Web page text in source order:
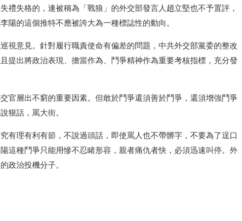
禮失格的，連被稱為「戰狼」的外交部發言人趙立堅也不予置評，
陽的這個推特不應被誇大為一種標誌性的動向。
視意見。針對履行職責使命有偏差的問題，中共外交部黨委的整改
提出將政治表現、擔當作為、鬥爭精神作為重要考核指標，充分發
官層出不窮的重要因素。但敢於鬥爭還須善於鬥爭，還須增強鬥爭
狠話，罵大街。
有理有利有節，不說過頭話，即使罵人也不帶髒字，不要為了逞口
這種鬥爭只能用慘不忍睹形容，親者痛仇者快，必須迅速叫停。外
政治投機分子。